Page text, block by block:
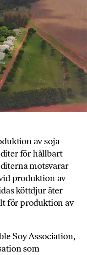
av soja
för hållbart
motsvarar
produktion av
köttdjur äter
för produktion av
Soy Association,
som